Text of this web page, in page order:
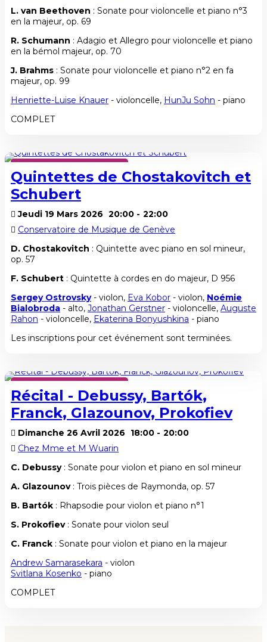
L. van Beethoven : Sonate pour violoncelle et piano n°3
en la majeur, op. 69
R. Schumann : Adagio et Allegro pour violoncelle et piano
en la bémol majeur, op. 70
J. Brahms : Sonate pour violoncelle et piano n°2 en fa
majeur, op. 99
Henriette-Luise Knauer - violoncelle, HunJu Sohn - piano
COMPLET
Quintettes de Chostakovitch et
Schubert
Jeudi 19 Mars 2026 20:00 - 22:00
Conservatoire de Musique de Genève
D. Chostakovitch : Quintette avec piano en sol mineur,
op. 57
F. Schubert : Quintette à cordes en do majeur, D 956
Sergey Ostrovsky- violon, Eva Kobor - violon, Noémie
Bialobroda - alto, Jonathan Gerstner - violoncelle, Auguste
Rahon - violoncelle, Ekaterina Bonyushkina - piano
Les inscriptions pour cet événement sont terminées.
Récital - Debussy, Bartók,
Franck, Glazounov, Prokofiev
Dimanche 26 Avril 2026 18:00 - 20:00
Chez Mme et M Wuarin
C. Debussy: Sonate pour violon et piano en sol mineur
A. Glazounov: Trois pièces de Raymonda, op. 57
B. Bartók : Rhapsodie pour violon et piano n°1
S. Prokofiev: Sonate pour violon seul
C. Franck : Sonate pour violon et piano en la majeur
Andrew Samarasekara - violon
Svitlana Kosenko - piano
COMPLET